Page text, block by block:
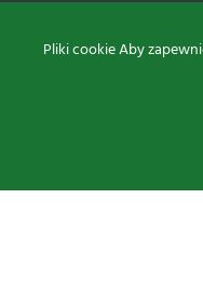
Pliki cookie Aby